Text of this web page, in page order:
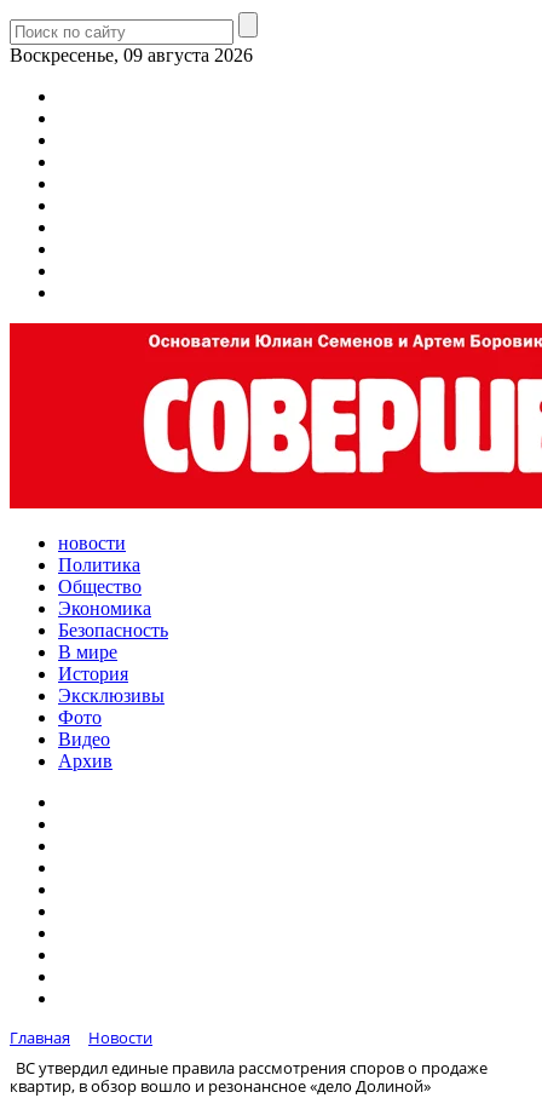
Воскресенье, 09 августа 2026
новости
Политика
Общество
Экономика
Безопасность
В мире
История
Эксклюзивы
Фото
Видео
Архив
Главная
Новости
ВС утвердил единые правила рассмотрения споров о продаже
квартир, в обзор вошло и резонансное «дело Долиной»